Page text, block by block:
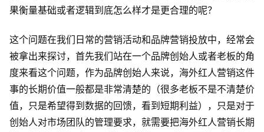
果衡量基础或者逻辑到底怎么样才是更合理的呢？
这个问题在我们日常的营销活动和品牌营销投放中，经常会
被拿出来探讨，首先我们站在一个品牌创始人或者老板的角
度来看这个问题，作为品牌创始人来说，海外红人营销这件
事的长期价值一般都是非常清楚的（很多老板不是不清楚价
值，只是希望得到数据的回馈，看到短期利益），只是对于
创始人对市场团队的管理要求，就需要把海外红人营销长期